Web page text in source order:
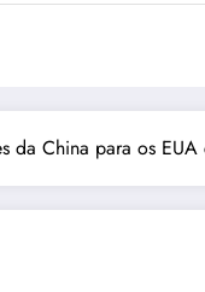
da China para os